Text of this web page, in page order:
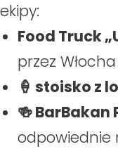
ekipy:
Food Truck
przez
🍦 stoisko z
🍻 BarBakan
odpowiednie